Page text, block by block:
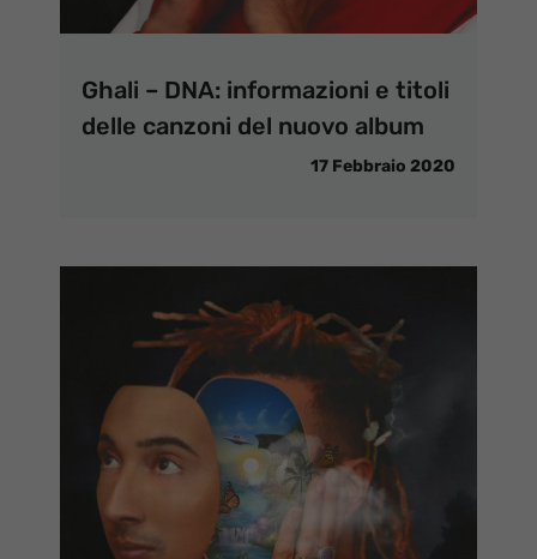
Ghali – DNA: informazioni e titoli
delle canzoni del nuovo album
17 Febbraio 2020